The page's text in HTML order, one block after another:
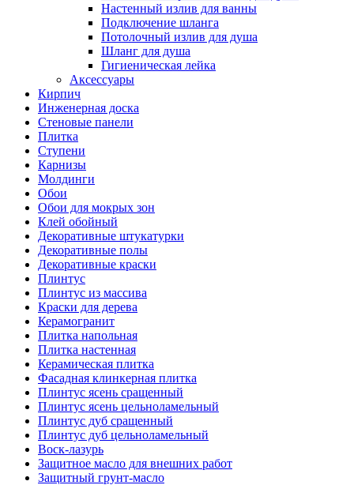
Настенный излив для ванны
Подключение шланга
Потолочный излив для душа
Шланг для душа
Гигиеническая лейка
Аксессуары
Кирпич
Инженерная доска
Стеновые панели
Плитка
Ступени
Карнизы
Молдинги
Обои
Обои для мокрых зон
Клей обойный
Декоративные штукатурки
Декоративные полы
Декоративные краски
Плинтус
Плинтус из массива
Краски для дерева
Керамогранит
Плитка напольная
Плитка настенная
Керамическая плитка
Фасадная клинкерная плитка
Плинтус ясень сращенный
Плинтус ясень цельноламельный
Плинтус дуб сращенный
Плинтус дуб цельноламельный
Воск-лазурь
Защитное масло для внешних работ
Защитный грунт-масло